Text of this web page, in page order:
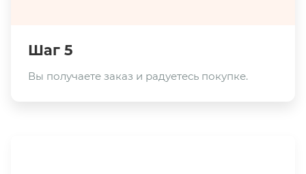
Шаг 5
Вы получаете заказ и радуетесь покупке.